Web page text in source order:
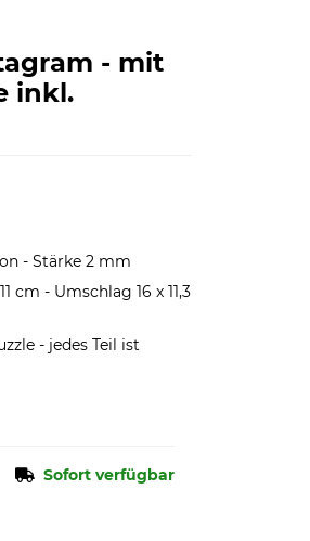
- mit
inkl.
- Stärke 2 mm
cm - Umschlag 16 x 11,3
- jedes Teil ist
Sofort verfügbar